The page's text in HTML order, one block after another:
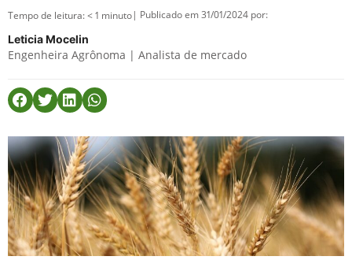
Tempo de leitura:< 1 minuto| Publicado em 31/01/2024 por:
Leticia Mocelin
Engenheira Agrônoma | Analista de mercado